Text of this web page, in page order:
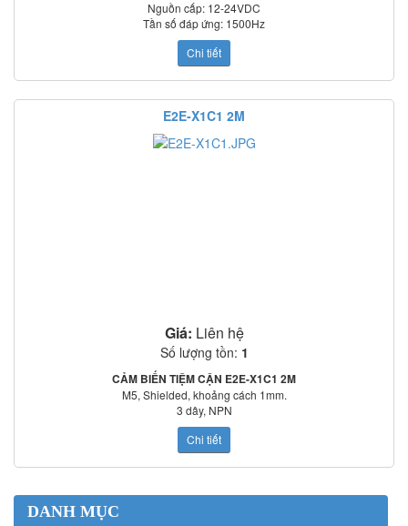
Nguồn cấp: 12-24VDC
Tần số đáp ứng: 1500Hz
Mạch bảo vệ: Ngược cực cấp nguồn, quá áp tức thời, ngắn mạch ngõ ra
Nhiệt độ làm việc: -25
Tiêu chuẩn: IEC60529: IP67
Chi tiết
E2E-X1C1 2M
Giá: Liên hệ
Số lượng tồn: 1
CẢM BIẾN TIỆM CẬN E2E-X1C1 2M
M5, Shielded, khoảng cách 1mm.
3 dây, NPN
Nguồn cấp: 12-24VDC
Tần số đáp ứng: 2000Hz
Mạch bảo vệ: Ngược cực cấp nguồn, quá áp tức thời, ngắn mạch ngõ ra
Nhiệt độ làm việc: -25oC~70oC
Cảm biến tiệm cận E2E-S05S12-WC-C1 2M
Chi tiết
DANH MỤC